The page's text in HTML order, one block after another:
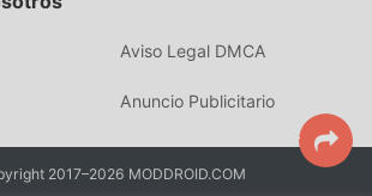
de acumulación será inevitablemente
ha reescrito esta situación. Aquí, no
mayor parte de su energía y repetir la
aburrida. Los mods pueden
a omitir este proceso, lo que lo ayuda
disfrutar la alegría del juego en sí.
Aviso Legal DMCA
Anuncio Publicitario
2017–2026 MODDROID.COM